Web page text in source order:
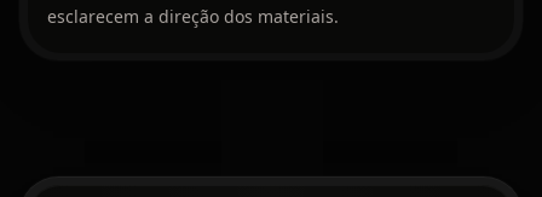
esclarecem a direção dos materiais.